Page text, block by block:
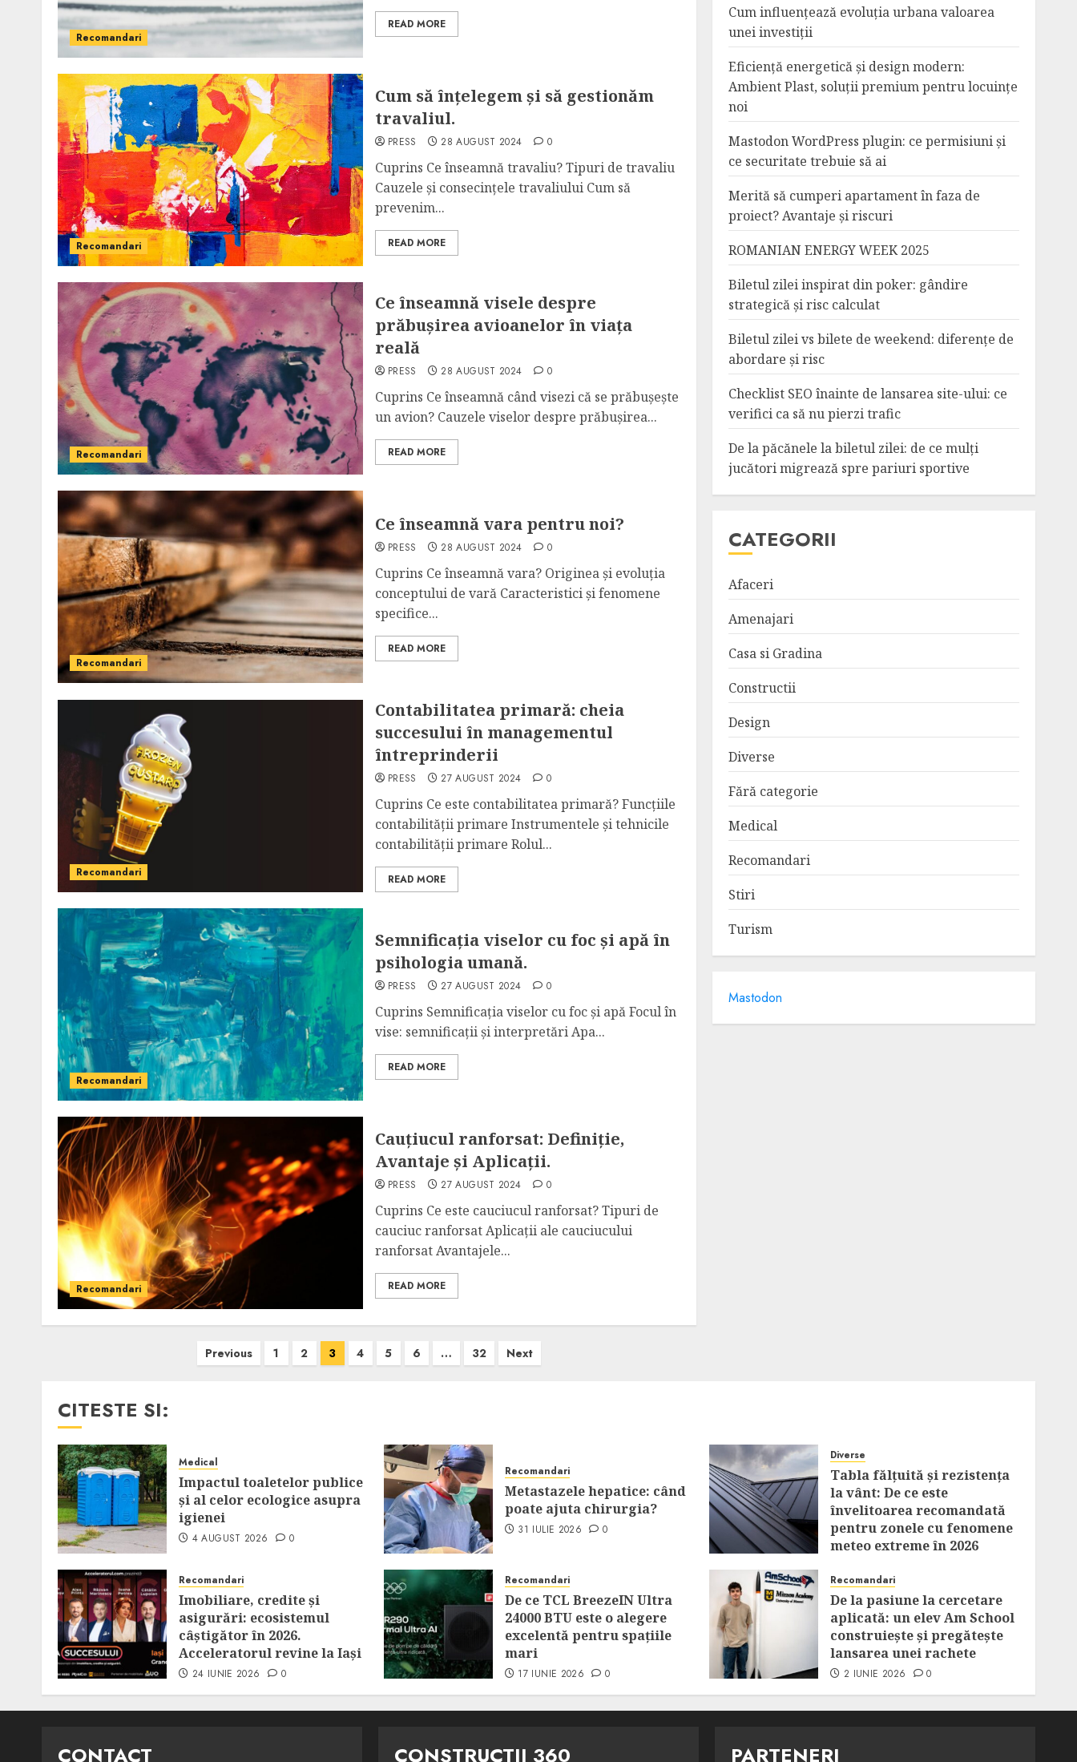
Recomandari
READ MORE
Recomandari
Cum să înțelegem și să gestionăm
travaliul.
PRESS 28 AUGUST 2024 0
Cuprins Ce înseamnă travaliu? Tipuri de travaliu
Cauzele și consecințele travaliului Cum să
prevenim...
READ MORE
Recomandari
Ce înseamnă visele despre
prăbușirea avioanelor în viața
reală
PRESS 28 AUGUST 2024 0
Cuprins Ce înseamnă când visezi că se prăbușește
un avion? Cauzele viselor despre prăbușirea...
READ MORE
Recomandari
Ce înseamnă vara pentru noi?
PRESS 28 AUGUST 2024 0
Cuprins Ce înseamnă vara? Originea și evoluția
conceptului de vară Caracteristici și fenomene
specifice...
READ MORE
Recomandari
Contabilitatea primară: cheia
succesului în managementul
întreprinderii
PRESS 27 AUGUST 2024 0
Cuprins Ce este contabilitatea primară? Funcțiile
contabilității primare Instrumentele și tehnicile
contabilității primare Rolul...
READ MORE
Recomandari
Semnificația viselor cu foc și apă în
psihologia umană.
PRESS 27 AUGUST 2024 0
Cuprins Semnificația viselor cu foc și apă Focul în
vise: semnificații și interpretări Apa...
READ MORE
Recomandari
Cauțiucul ranforsat: Definiție,
Avantaje și Aplicații.
PRESS 27 AUGUST 2024 0
Cuprins Ce este cauciucul ranforsat? Tipuri de
cauciuc ranforsat Aplicații ale cauciucului
ranforsat Avantajele...
READ MORE
Previous 1 2 3 4 5 6 … 32 Next
Cum influențează evoluția urbana valoarea
unei investiții
Eficiență energetică și design modern:
Ambient Plast, soluții premium pentru locuințe
noi
Mastodon WordPress plugin: ce permisiuni și
ce securitate trebuie să ai
Merită să cumperi apartament în faza de
proiect? Avantaje și riscuri
ROMANIAN ENERGY WEEK 2025
Biletul zilei inspirat din poker: gândire
strategică și risc calculat
Biletul zilei vs bilete de weekend: diferențe de
abordare și risc
Checklist SEO înainte de lansarea site-ului: ce
verifici ca să nu pierzi trafic
De la păcănele la biletul zilei: de ce mulți
jucători migrează spre pariuri sportive
CATEGORII
Afaceri
Amenajari
Casa si Gradina
Constructii
Design
Diverse
Fără categorie
Medical
Recomandari
Stiri
Turism
Mastodon
CITESTE SI:
Medical
Impactul toaletelor publice
și al celor ecologice asupra
igienei
4 AUGUST 2026 0
Recomandari
Metastazele hepatice: când
poate ajuta chirurgia?
31 IULIE 2026 0
Diverse
Tabla fălțuită și rezistența
la vânt: De ce este
învelitoarea recomandată
pentru zonele cu fenomene
meteo extreme în 2026
Recomandari
Imobiliare, credite și
asigurări: ecosistemul
câștigător în 2026.
Acceleratorul revine la Iași
24 IUNIE 2026 0
Recomandari
De ce TCL BreezeIN Ultra
24000 BTU este o alegere
excelentă pentru spațiile
mari
17 IUNIE 2026 0
Recomandari
De la pasiune la cercetare
aplicată: un elev Am School
construiește și pregătește
lansarea unei rachete
2 IUNIE 2026 0
CONTACT CONSTRUCTII 360 PARTENERI